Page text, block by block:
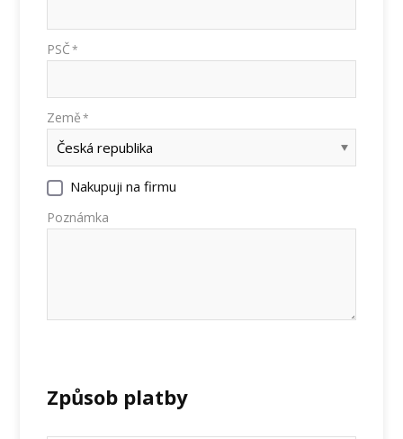
PSČ *
Země *
Nakupuji na firmu
Poznámka
Způsob platby